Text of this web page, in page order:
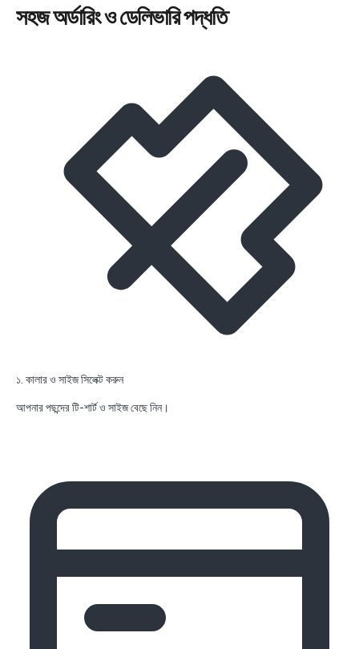
সহজঅর্ডারিংও ডেলিভারি পদ্ধতি
১. কালার ও সাইজ সিলেক্ট করুন
আপনার পছন্দের টি-শার্ট ও সাইজ বেছে নিন।